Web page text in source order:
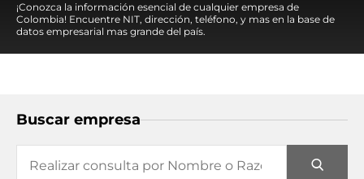
¡Conozca la información esencial de cualquier empresa de
Colombia! Encuentre NIT, dirección, teléfono, y mas en la base de
datos empresarial mas grande del país.
Buscar empresa